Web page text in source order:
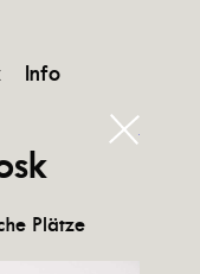
Info
Plätze